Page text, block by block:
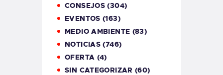
CONSEJOS (304)
EVENTOS (163)
MEDIO AMBIENTE (83)
NOTICIAS (746)
OFERTA (4)
SIN CATEGORIZAR (60)